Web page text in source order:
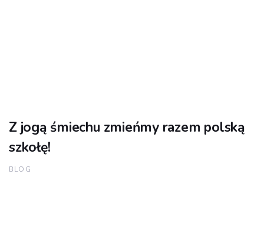
Z jogą śmiechu zmieńmy razem polską
szkołę!
BLOG